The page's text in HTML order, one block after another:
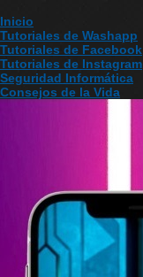
Inicio
Tutoriales de Washapp
Tutoriales de Facebook
Tutoriales de Instagram
Seguridad Informática
Consejos de la Vida